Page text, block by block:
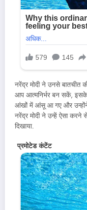
नरेंद्र मोदी ने उनसे बातचीत
आप आत्मनिर्भर बन सकें, इसके
आंखों में आंसू आ गए और उन्होंने
नरेंद्र मोदी ने उन्हें ऐसा
दिखाया.